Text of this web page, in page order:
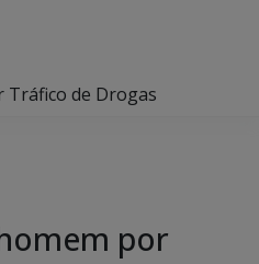
Tráfico de Drogas
por